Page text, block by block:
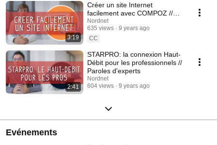
3:19
Créer un site Internet
facilement avec COMPOZ //
Paroles d'experts
Nordnet
635 views
9 years ago
CC
2:41
STARPRO: la connexion Haut-
Débit pour les professionnels //
Paroles d'experts
Nordnet
604 views
9 years ago
Evénements